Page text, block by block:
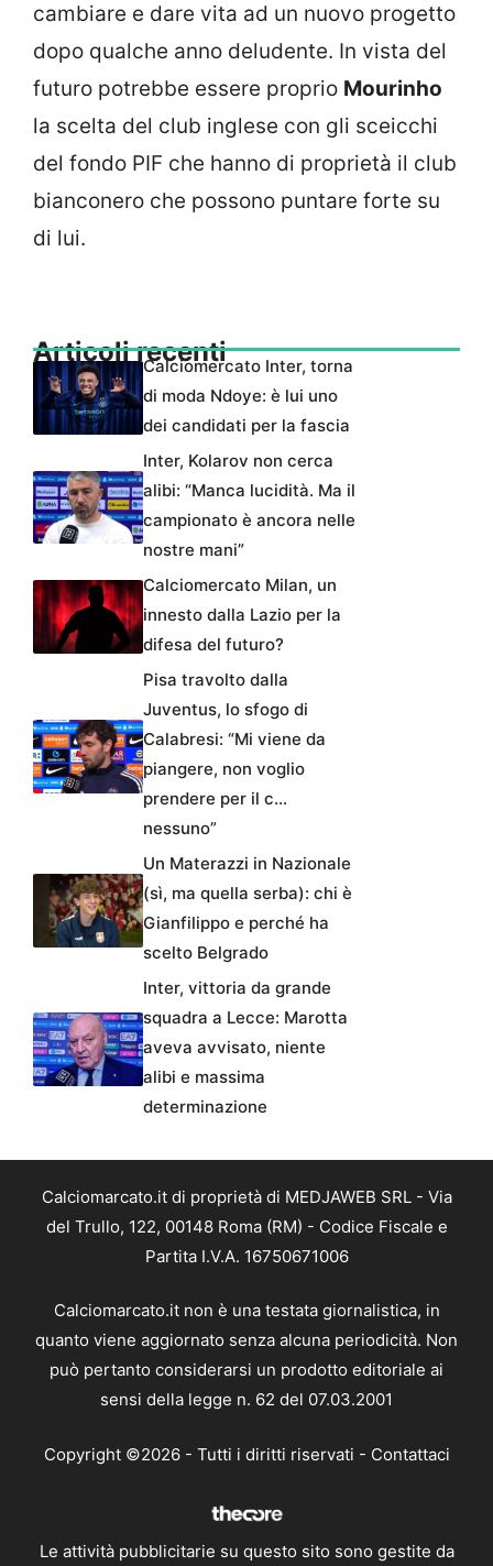
cambiare e dare vita ad un nuovo progetto
dopo qualche anno deludente. In vista del
futuro potrebbe essere proprio Mourinho
la scelta del club inglese con gli sceicchi
del fondo PIF che hanno di proprietà il club
bianconero che possono puntare forte su
di lui.
Articoli recentiCalciomercato Inter, torna
di moda Ndoye: è lui uno
dei candidati per la fascia
Inter, Kolarov non cerca
alibi: “Manca lucidità. Ma il
campionato è ancora nelle
nostre mani”
Calciomercato Milan, un
innesto dalla Lazio per la
difesa del futuro?
Pisa travolto dalla
Juventus, lo sfogo di
Calabresi: “Mi viene da
piangere, non voglio
prendere per il c…
nessuno”
Un Materazzi in Nazionale
(sì, ma quella serba): chi è
Gianfilippo e perché ha
scelto Belgrado
Inter, vittoria da grande
squadra a Lecce: Marotta
aveva avvisato, niente
alibi e massima
determinazione
Calciomarcato.it di proprietà di MEDJAWEB SRL - Via
del Trullo, 122, 00148 Roma (RM) - Codice Fiscale e
Partita I.V.A. 16750671006
Calciomarcato.it non è una testata giornalistica, in
quanto viene aggiornato senza alcuna periodicità. Non
può pertanto considerarsi un prodotto editoriale ai
sensi della legge n. 62 del 07.03.2001
Copyright ©2026 - Tutti i diritti riservati - Contattaci
Le attività pubblicitarie su questo sito sono gestite da